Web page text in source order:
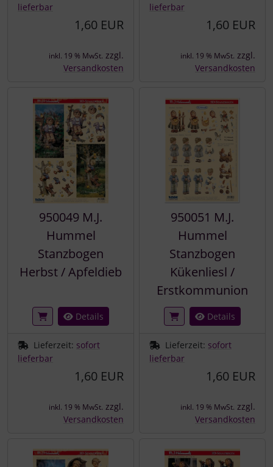
lieferbar
1,60 EUR
inkl. 19 % MwSt. zzgl.
Versandkosten
lieferbar
1,60 EUR
inkl. 19 % MwSt. zzgl.
Versandkosten
950049 M.J.
Hummel
Stanzbogen
Herbst / Apfeldieb
Details
Lieferzeit: sofort
lieferbar
1,60 EUR
inkl. 19 % MwSt. zzgl.
Versandkosten
950051 M.J.
Hummel
Stanzbogen
Kükenliesl /
Erstkommunion
Details
Lieferzeit: sofort
lieferbar
1,60 EUR
inkl. 19 % MwSt. zzgl.
Versandkosten